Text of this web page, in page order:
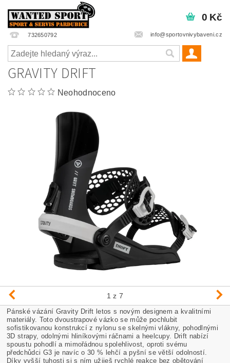
732650792 info@sportovnivybaveni.cz
0 Kč
GRAVITY DRIFT
Neohodnoceno
1 z 7
Pánské vázání Gravity Drift letos s novým designem a kvalitními
materiály. Toto dvoustrapové vázko se může pochlubit
sofistikovanou konstrukcí z nylonu se skelnými vlákny, pohodlnými
3D strapy, odolnými hliníkovými ráčnami a heelcupy. Drift nabízí
spoustu pohodlí a mimořádnou spolehlivost, oproti svému
předchůdci G3 je navíc o 30 % lehčí a pyšní se větší odolností.
Díky vyšší tuhosti si s ním užiješ rychlé reakce bez obětování